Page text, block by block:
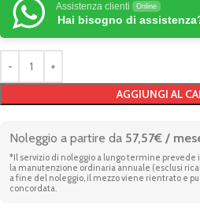
AGGIUNGI AL
Assistenza clienti Online
Hai bisogno di
Noleggio a partire da 57,57€ /
*Il servizio di noleggio a lungo termine prevede
la manutenzione ordinaria annuale (esclusi
a fine del noleggio, il mezzo viene rientrato e
concordata.